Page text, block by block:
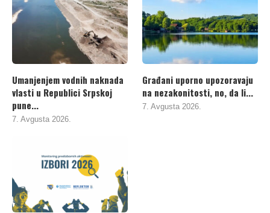
Umanjenjem vodnih naknada
vlasti u Republici Srpskoj
pune...
7. Avgusta 2026.
Građani uporno upozoravaju
na nezakonitosti, no, da li...
7. Avgusta 2026.